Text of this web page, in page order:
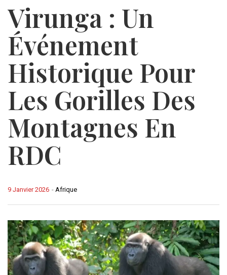
Virunga : Un
Événement
Historique Pour
Les Gorilles Des
Montagnes En
RDC
- Afrique
9 Janvier 2026